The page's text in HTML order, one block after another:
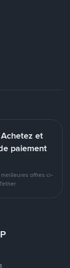
et
paiement
meilleures offres ci-